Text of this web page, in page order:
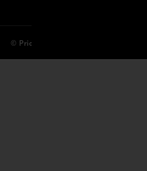
© Prior Design